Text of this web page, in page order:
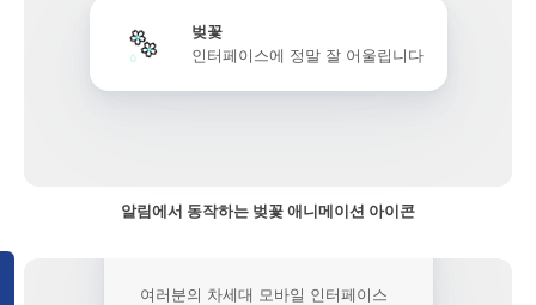
벚꽃
인터페이스에 정말 잘 어울립니다
알림에서 동작하는 벚꽃 애니메이션 아이콘
여러분의 차세대 모바일 인터페이스